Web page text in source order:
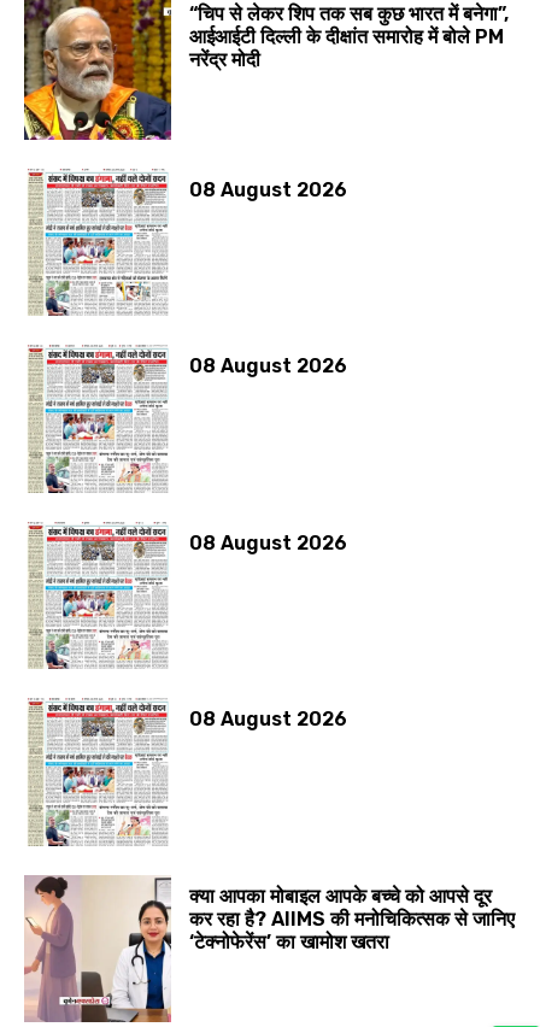
“चिप से लेकर शिप तक सब कुछ भारत में बनेगा”,
आईआईटी दिल्ली के दीक्षांत समारोह में बोले PM
नरेंद्र मोदी
08 August 2026
08 August 2026
08 August 2026
08 August 2026
क्या आपका मोबाइल आपके बच्चे को आपसे दूर
कर रहा है? AIIMS की मनोचिकित्सक से जानिए
‘टेक्नोफेरेंस’ का खामोश खतरा